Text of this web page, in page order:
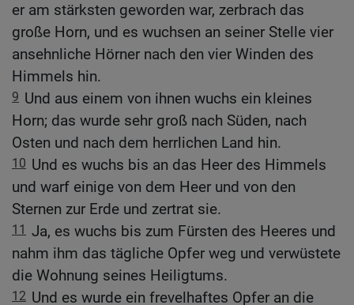
er am stärksten geworden war, zerbrach das
große Horn, und es wuchsen an seiner Stelle vier
ansehnliche Hörner nach den vier Winden des
Himmels hin.
9 Und aus einem von ihnen wuchs ein kleines
Horn; das wurde sehr groß nach Süden, nach
Osten und nach dem herrlichen Land hin.
10 Und es wuchs bis an das Heer des Himmels
und warf einige von dem Heer und von den
Sternen zur Erde und zertrat sie.
11 Ja, es wuchs bis zum Fürsten des Heeres und
nahm ihm das tägliche Opfer weg und verwüstete
die Wohnung seines Heiligtums.
12 Und es wurde ein frevelhaftes Opfer an die